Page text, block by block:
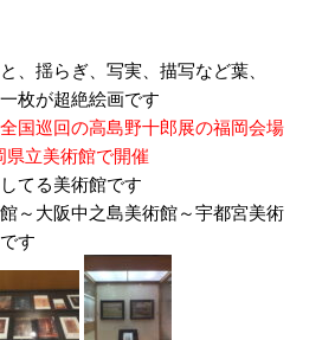
、揺らぎ、写実、描写など葉、
枚が超絶絵画です
国巡回の高島野十郎展の福岡会場
立美術館で開催
てる美術館です
～大阪中之島美術館～宇都宮美術
です